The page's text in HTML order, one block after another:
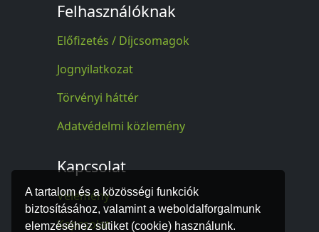
A tartalom és a közösségi funkciók
biztosításához, valamint a weboldalforgalmunk
elemzéséhez sütiket (cookie) használunk.
Felhasználóknak
Előfizetés / Díjcsomagok
Jognyilatkozat
Törvényi háttér
Adatvédelmi közlemény
Kapcsolat
Vélemény
Kapcsolat